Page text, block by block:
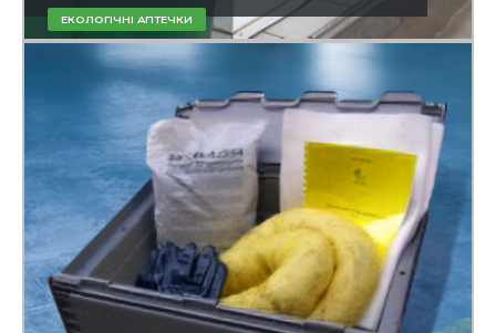
ЕКОЛОГІЧНІ АПТЕЧКИ